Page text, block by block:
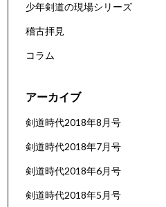
少年剣道の現場シリーズ
稽古拝見
コラム
アーカイブ
剣道時代2018年8月号
剣道時代2018年7月号
剣道時代2018年6月号
剣道時代2018年5月号